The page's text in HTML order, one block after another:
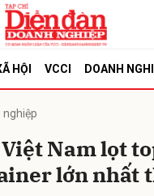
HỘI VCCI DOANH
nghiệp
Nam lọt
lớn nhất